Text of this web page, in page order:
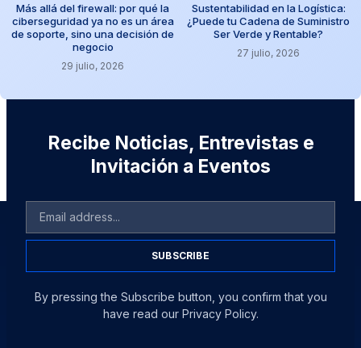
Más allá del firewall: por qué la
ciberseguridad ya no es un área
de soporte, sino una decisión de
negocio
29 julio, 2026
Sustentabilidad en la Logística:
¿Puede tu Cadena de Suministro
Ser Verde y Rentable?
27 julio, 2026
Recibe Noticias, Entrevistas e
Invitación a Eventos
SUBSCRIBE
By pressing the Subscribe button, you confirm that you
have read our Privacy Policy.